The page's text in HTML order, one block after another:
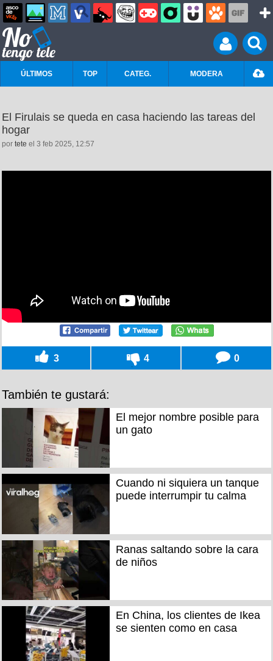
ÚLTIMOS TOP CATEG. MODERA
El Firulais se queda en casa haciendo las tareas del
hogar
por tete el 3 feb 2025, 12:57
3 4 0
También te gustará:
El mejor nombre posible para
un gato
Cuando ni siquiera un tanque
puede interrumpir tu calma
Ranas saltando sobre la cara
de niños
En China, los clientes de Ikea
se sienten como en casa